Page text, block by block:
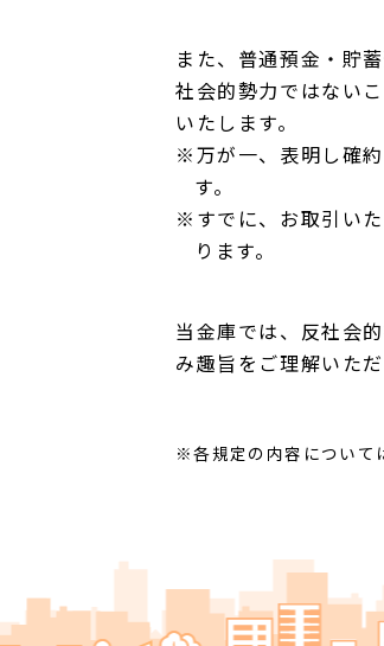
また、普通預金・貯
社会的勢力ではない
いたします。
※万が一、表明し確
す。
※すでに、お取引い
ります。
当金庫では、反社会
み趣旨をご理解いた
※各規定の内容について